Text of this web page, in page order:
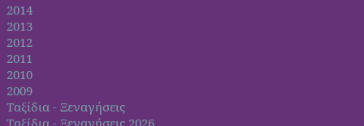
2014
2013
2012
2011
2010
2009
Ταξίδια - Ξεναγήσεις